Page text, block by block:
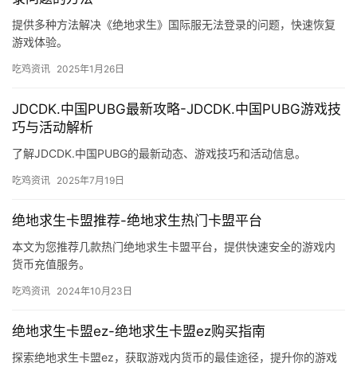
提供多种方法解决《绝地求生》国际服无法登录的问题，快速恢复
游戏体验。
吃鸡资讯 2025年1月26日
JDCDK.中国PUBG最新攻略-JDCDK.中国PUBG游戏技
巧与活动解析
了解JDCDK.中国PUBG的最新动态、游戏技巧和活动信息。
吃鸡资讯 2025年7月19日
绝地求生卡盟推荐-绝地求生热门卡盟平台
本文为您推荐几款热门绝地求生卡盟平台，提供快速安全的游戏内
货币充值服务。
吃鸡资讯 2024年10月23日
绝地求生卡盟ez-绝地求生卡盟ez购买指南
探索绝地求生卡盟ez，获取游戏内货币的最佳途径，提升你的游戏